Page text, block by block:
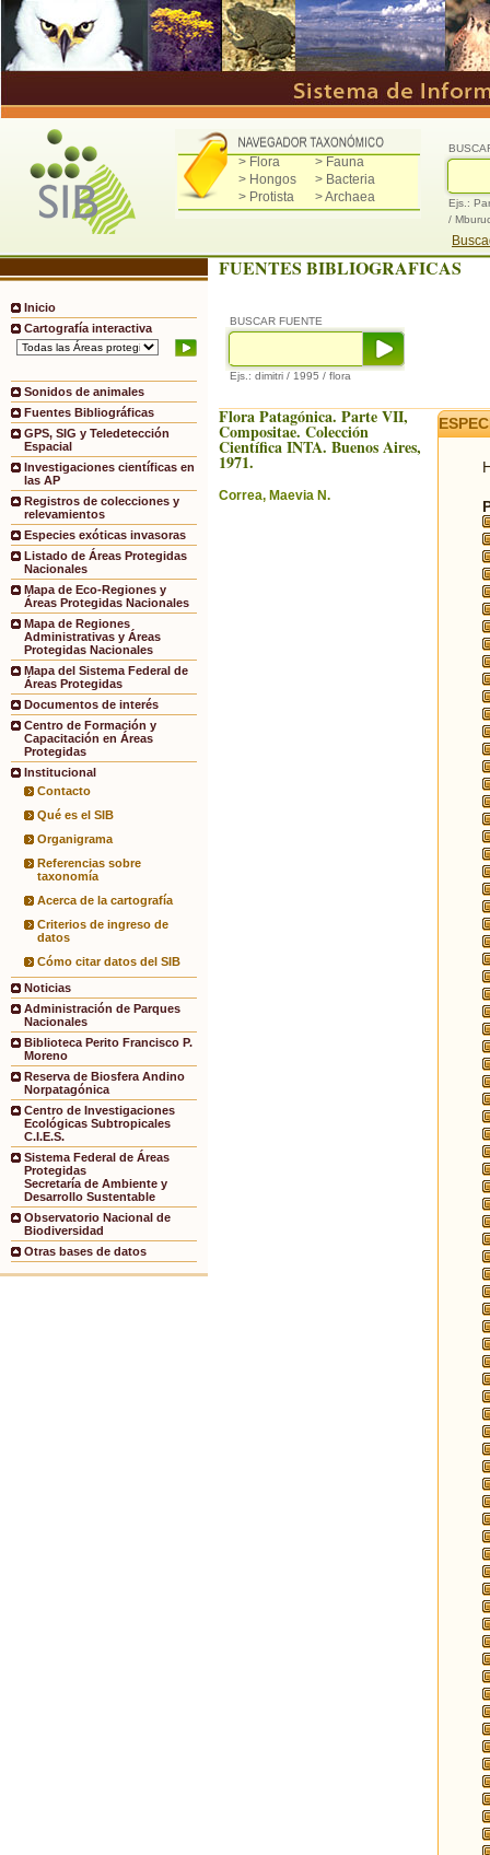
> Flora
> Fauna
> Hongos
> Bacteria
> Protista
> Archaea
Ejs.:
/
Inicio
Cartografía interactiva
Sonidos de animales
Fuentes Bibliográficas
GPS, SIG y Teledetección
Espacial
Investigaciones científicas en
las AP
Registros de colecciones y
relevamientos
Especies exóticas invasoras
Listado de Áreas Protegidas
Nacionales
Mapa de Eco-Regiones y
Áreas Protegidas Nacionales
Mapa de Regiones
Administrativas y Áreas
Protegidas Nacionales
Mapa del Sistema Federal de
Áreas Protegidas
Documentos de interés
Centro de Formación y
Capacitación en Áreas
Protegidas
Institucional
Contacto
Qué es el SIB
Organigrama
Referencias sobre
taxonomía
Acerca de la cartografía
Criterios de ingreso de
datos
Cómo citar datos del SIB
Noticias
Administración de Parques
Nacionales
Biblioteca Perito Francisco P.
Moreno
Reserva de Biosfera Andino
Norpatagónica
Centro de Investigaciones
Ecológicas Subtropicales
C.I.E.S.
Sistema Federal de Áreas
Protegidas
Secretaría de Ambiente y
Desarrollo Sustentable
Observatorio Nacional de
Biodiversidad
Otras bases de datos
FUENTES BIBLIOGRAFICAS
BUSCAR FUENTE
Ejs.: dimitri / 1995 / flora
Flora Patagónica. Parte VII,
Compositae. Colección
Científica INTA. Buenos Aires,
1971.
Correa, Maevia N.